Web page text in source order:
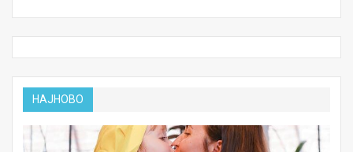
НАЈНОВО